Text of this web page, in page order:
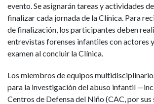
evento. Se asignarán tareas y actividades
finalizar cada jornada de la Clínica. Para
de finalización, los participantes deben
entrevistas forenses infantiles con actores
examen al concluir la Clínica.
Los miembros de equipos
para la investigación del abuso infantil
Centros de Defensa del Niño (CAC, por